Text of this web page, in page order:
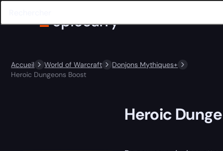
Accueil World of Warcraft
Donjons Mythiques+
Heroic Dungeons Boost
Heroic